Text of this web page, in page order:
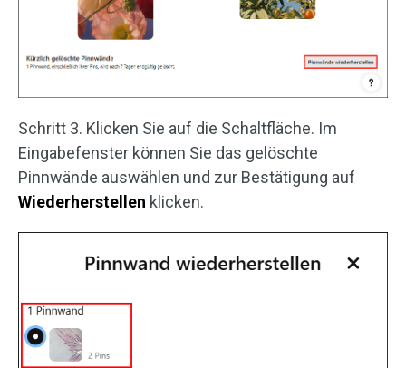
Schritt 3. Klicken Sie auf die Schaltfläche. Im
Eingabefenster können Sie das gelöschte
Pinnwände auswählen und zur Bestätigung auf
Wiederherstellen klicken.